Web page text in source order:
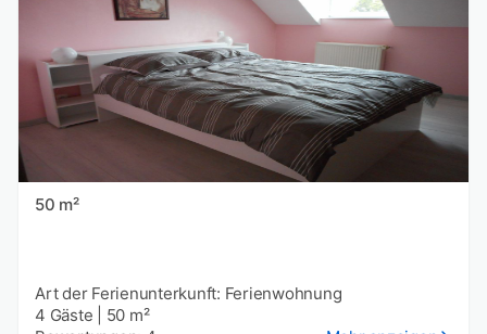
50 m²
Art der Ferienunterkunft: Ferienwohnung
4 Gäste
50 m²